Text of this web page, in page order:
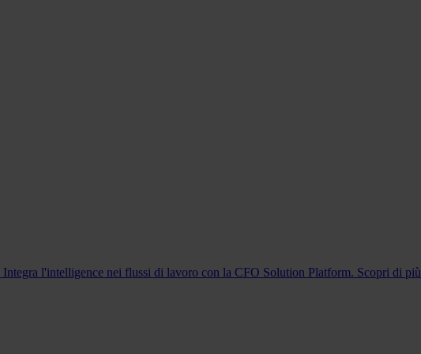
Integra l'intelligence nei flussi di lavoro con la CFO Solution Platform. Scopri di più